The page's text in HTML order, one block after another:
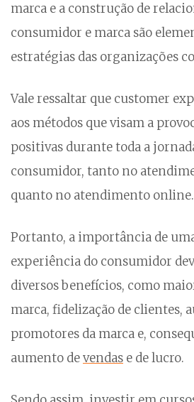
marca e a construção de
consumidor e marca são
estratégias das organizações
Vale ressaltar que customer
aos métodos que visam a
positivas durante toda a
consumidor, tanto no
quanto no atendimento online.
Portanto, a importância de
experiência do consumidor
diversos benefícios, como
marca, fidelização de clientes,
promotores da marca e,
aumento devendas e de lucro.